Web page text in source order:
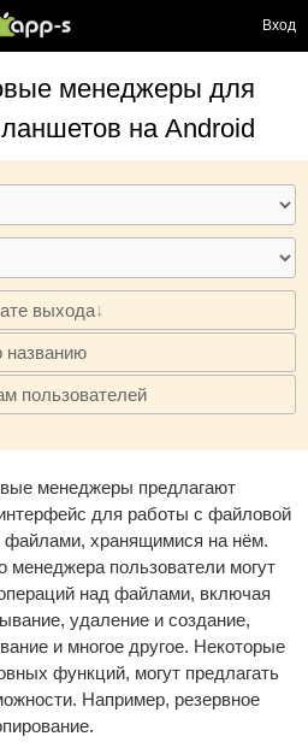
Вход
менеджеры для
на Android
выхода
названию
пользователей
менеджеры предлагают
для работы с файловой
файлами, хранящимися на нём.
менеджера пользователи могут
над файлами, включая
удаление и создание,
и многое другое. Некоторые
функций, могут предлагать
Например, резервное